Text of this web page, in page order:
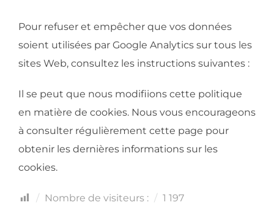
Pour refuser et empêcher que vos données
soient utilisées par Google Analytics sur tous les
sites Web, consultez les instructions suivantes :
Il se peut que nous modifiions cette politique
en matière de cookies. Nous vous encourageons
à consulter régulièrement cette page pour
obtenir les dernières informations sur les
cookies.
Nombre de visiteurs : 1 197